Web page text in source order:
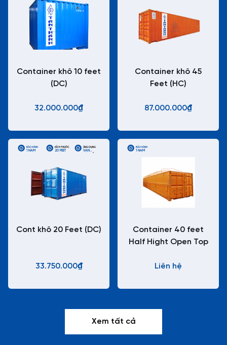
Container khô 10 feet
(DC)
32.000.000₫
Container khô 45
Feet (HC)
87.000.000₫
BẢO HÀNH
1 NĂM
KÍCH THƯỚC
20 FEET
ỨNG DỤNG
VẬN
Cont khô 20 Feet (DC)
33.750.000₫
BẢO HÀNH
1 NĂM
Container 40 feet
Half Hight Open Top
Liên hệ
Xem tất cả